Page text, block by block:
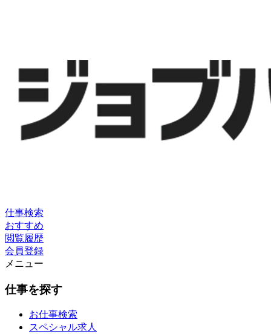
仕事検索
おすすめ
閲覧履歴
会員登録
メニュー
仕事を探す
お仕事検索
スペシャル求人